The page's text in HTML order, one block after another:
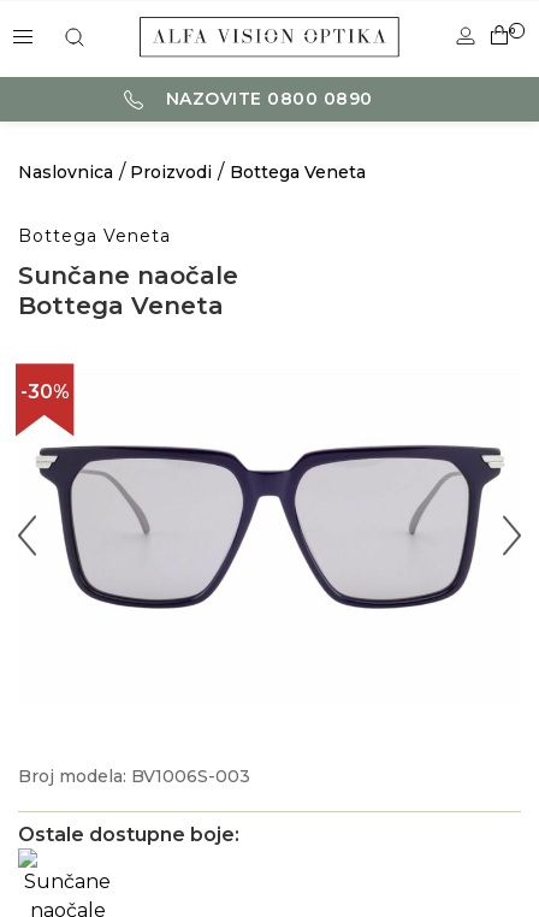
0
NAZOVITE 0800 0890
Naslovnica Proizvodi Bottega Veneta
Bottega Veneta
Sunčane naočale
Bottega Veneta
-30%
Broj modela: BV1006S-003
Ostale dostupne boje: